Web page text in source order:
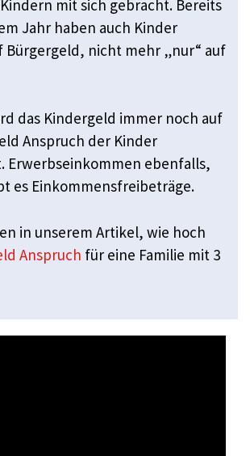
mit sich gebracht. Bereits
Jahr haben auch Kinder
Bürgergeld, nicht mehr „nur“ auf
das Kindergeld immer noch auf
Anspruch der Kinder
Erwerbseinkommen ebenfalls,
es Einkommensfreibeträge.
in unserem Artikel, wie hoch
Anspruch für eine Familie mit 3